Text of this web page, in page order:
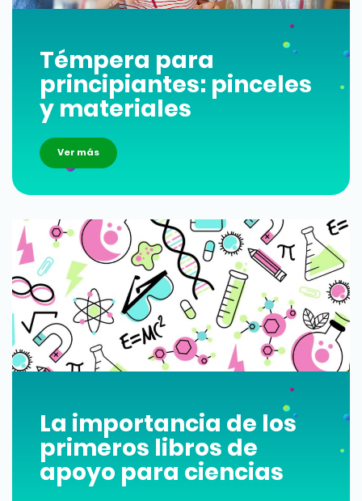
Témpera para
principiantes: pinceles
y materiales
Ver más
La importancia de los
primeros libros de
apoyo para ciencias